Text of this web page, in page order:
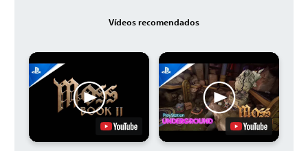
Vídeos recomendados